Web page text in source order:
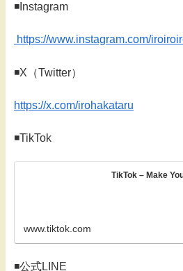
◾️Instagram
https://www.instagram.com/
◾️X（Twitter）
https://x.com/irohakataru
◾️TikTok
TikTok – Make
www.tiktok.com
◾️公式LINE